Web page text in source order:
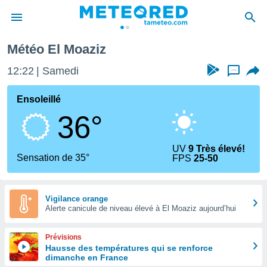
de
Météo El Moaziz
12:22 Samedi ...
Ensoleillé
36°
Sensation de 35°
UV9 Très élevé!
FPS25-50
Vigilance orange
Alerte canicule de niveau élevé à El Moaziz aujourd’hui
Prévisions
Hausse des températures qui se renforce
dimanche en France